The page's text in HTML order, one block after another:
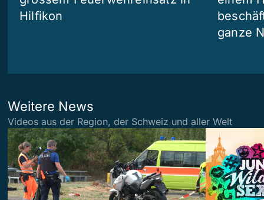
Hilfikon
ganze
Weitere News
Videos aus der Region, der Schweiz und aller Welt